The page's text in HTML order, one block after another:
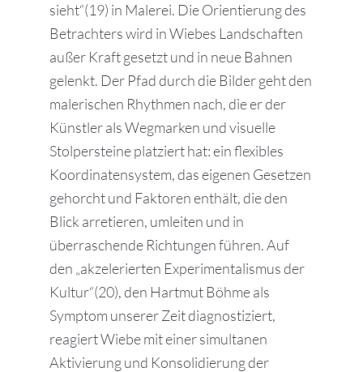
sieht“(19) in Malerei. Die Orientierung des
Betrachters wird in Wiebes Landschaften
außer Kraft gesetzt und in neue Bahnen
gelenkt. Der Pfad durch die Bilder geht den
malerischen Rhythmen nach, die er der
Künstler als Wegmarken und visuelle
Stolpersteine platziert hat: ein flexibles
Koordinatensystem, das eigenen Gesetzen
gehorcht und Faktoren enthält, die den
Blick arretieren, umleiten und in
überraschende Richtungen führen. Auf
den „akzelerierten Experimentalismus der
Kultur“(20), den Hartmut Böhme als
Symptom unserer Zeit diagnostiziert,
reagiert Wiebe mit einer simultanen
Aktivierung und Konsolidierung der